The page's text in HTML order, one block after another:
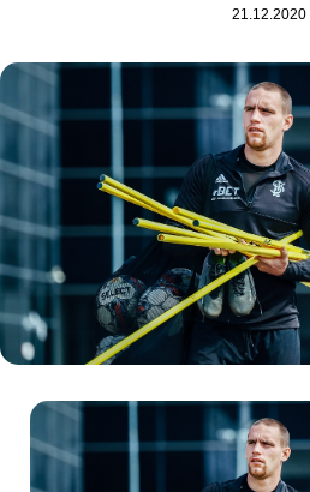
Akademia
Dla mediów
Kibice
21.12.2020